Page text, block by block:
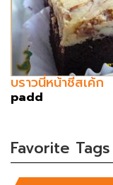
บราวนี่หน้าชีสเค้ก
padd
Favorite Tags